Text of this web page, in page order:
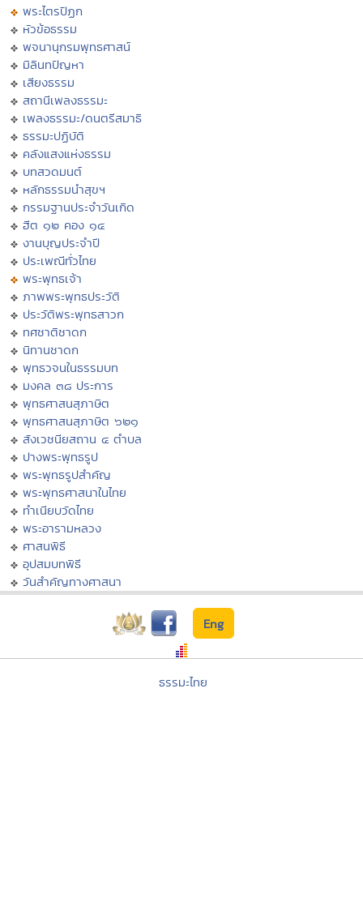
พระไตรปิฏก
หัวข้อธรรม
พจนานุกรมพุทธศาสน์
มิลินทปัญหา
เสียงธรรม
สถานีเพลงธรรมะ
เพลงธรรมะ/ดนตรีสมาธิ
ธรรมะปฏิบัติ
คลังแสงแห่งธรรม
บทสวดมนต์
หลักธรรมนำสุขฯ
กรรมฐานประจำวันเกิด
ฮีต ๑๒ คอง ๑๔
งานบุญประจำปี
ประเพณีทั่วไทย
พระพุทธเจ้า
ภาพพระพุทธประวัติ
ประวัติพระพุทธสาวก
ทศชาติชาดก
นิทานชาดก
พุทธวจนในธรรมบท
มงคล ๓๘ ประการ
พุทธศาสนสุภาษิต
พุทธศาสนสุภาษิต ๖๒๑
สังเวชนียสถาน ๔ ตำบล
ปางพระพุทธรูป
พระพุทธรูปสำคัญ
พระพุทธศาสนาในไทย
ทำเนียบวัดไทย
พระอารามหลวง
ศาสนพิธี
อุปสมบทพิธี
วันสำคัญทางศาสนา
Eng
ธรรมะไทย